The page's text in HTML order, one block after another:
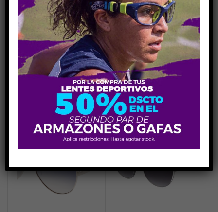
CASUAL
GUESS 0016 02D Polarizada
IVA no incluido
CASUAL
GUESS 2078 26x
$145.00 IVA no incluido